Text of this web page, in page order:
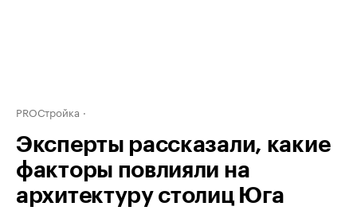
PROСтройка
Эксперты рассказали, какие
факторы повлияли на
архитектуру столиц Юга